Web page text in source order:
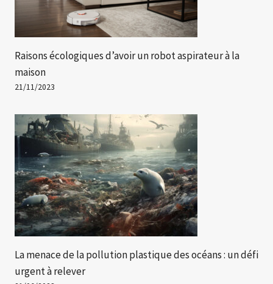
Raisons écologiques d’avoir un robot aspirateur à la
maison
21/11/2023
La menace de la pollution plastique des océans : un défi
urgent à relever